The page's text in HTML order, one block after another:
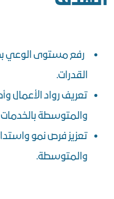
رفع مستوى الوعي
القدرات.
تعريف رواد الأعمال
والمتوسطة بالخدمات
تعزيز فرص نمو
والمتوسطة.